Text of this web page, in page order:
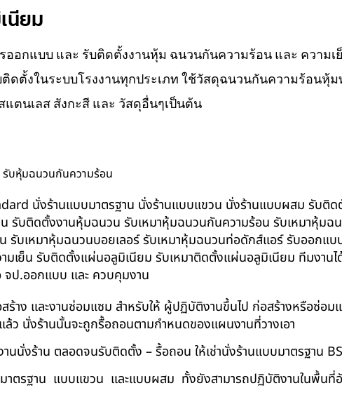
นียม
อกแบบ และ รับติดตั้งงานหุ้ม ฉนวนกันความร้อน และ ความ
ดตั้งในระบบโรงงานทุกประเภท ใช้วัสดุฉนวนกันความร้อนหุ้
ตนเลส สังกะสี และ วัสดุอื่นๆเป็นต้น
รับหุ้มฉนวนกันความร้อน
นั่งร้านแบบมาตรฐาน นั่งร้านแบบแขวน นั่งร้านแบบผสม รับติ
รับติดตั้งงานหุ้มฉนวน รับเหมาหุ้มฉนวนกันความร้อน รับเหมาหุ้มฉ
รับเหมาหุ้มฉนวนบอยเลอร์ รับเหมาหุ้มฉนวนท่อดักส์แอร์ รับออกแ
เย็น รับติดตั้งแผ่นอลูมิเนียม รับเหมาติดตั้งแผ่นอลูมิเนียม ทีมงาน
จป.ออกแบบ และ ควบคุมงาน
ร้าง และงานซ่อมแซม สำหรับให้ ผู้ปฏิบัติงานขึ้นไป ก่อสร้างหรือซ่อ
ล้ว นั่งร้านนั้นจะถูกรื้อถอนตามกำหนดของแผนงานที่วางเอา
นั่งร้าน ตลอดจนรับติดตั้ง – รื้อถอน ให้เช่านั่งร้านแบบมาตรฐาน
มาตรฐาน แบบแขวน และแบบผสม ทั้งยังสามารถปฏิบัติงานในพื้นที่